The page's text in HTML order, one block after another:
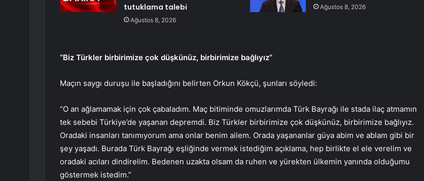
tutuklama talebi
Ağustos 8, 2026
Ağustos 8, 2026
“Biz Türkler birbirimize çok düşkünüz, birbirimize bağlıyız”
Maçın saygı duruşu ile başladığını belirten Orkun Kökçü, şunları söyledi:
“O an ağlamamak için çok çabaladım. Maç bitiminde omuzlarımda Türk Bayrağı ile stada ilaç atmamın
tek sebebi Türkiye’de yaşanan depremdi. Biz Türkler birbirimize çok düşkünüz, birbirimize bağlıyız.
Oradaki insanları tanımıyorum ama onlar benim ailem. Orada yaşananlar güya abim ve ablam gibi bir
şey yaşadı. Burada Türk Bayrağı eşliğinde vermek istediğim açıklama, hep birlikte el ele verelim ve
oradaki acıları dindirelim. Bedenen uzakta olsam da ruhen ve yürekten ülkemin yanında olduğumu
göstermek istedim.”